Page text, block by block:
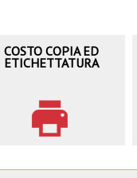
COSTO COPIA ED
ETICHETTATURA